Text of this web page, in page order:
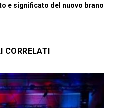
e significato del nuovo brano
CORRELATI